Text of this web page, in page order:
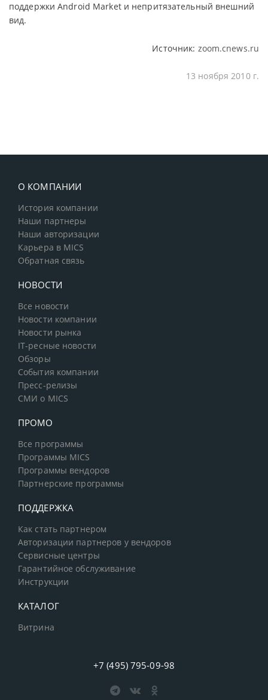
поддержки Android Market и непритязательный внешний
вид.
Источник: zoom.cnews.ru
13 ноября 2010 г.
О КОМПАНИИ
История компании
Наши партнеры
Наши авторизации
Карьера в MICS
Обратная связь
НОВОСТИ
Все новости
Новости компании
Новости рынка
IT-ресные новости
Обзоры
События компании
Пресс-релизы
СМИ о MICS
ПРОМО
Все программы
Программы MICS
Программы вендоров
Партнерские программы
ПОДДЕРЖКА
Как стать партнером
Авторизации партнеров у вендоров
Сервисные центры
Гарантийное обслуживание
Инструкции
КАТАЛОГ
Витрина
+7 (495) 795-09-98